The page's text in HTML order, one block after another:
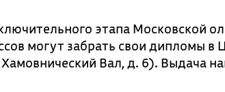
этапа Московской
могут забрать свои дипломы в
Вал, д. 6). Выдача